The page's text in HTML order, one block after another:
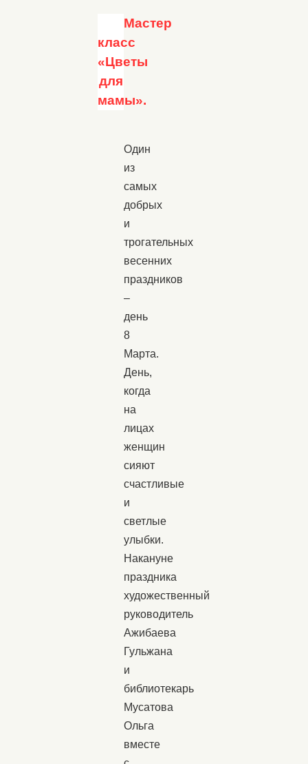
Мастер
класс
«Цветы
для
мамы».
Один
из
самых
добрых
и
трогательных
весенних
праздников
–
день
8
Марта.
День,
когда
на
лицах
женщин
сияют
счастливые
и
светлые
улыбки.
Накануне
праздника
художественный
руководитель
Ажибаева
Гульжана
и
библиотекарь
Мусатова
Ольга
вместе